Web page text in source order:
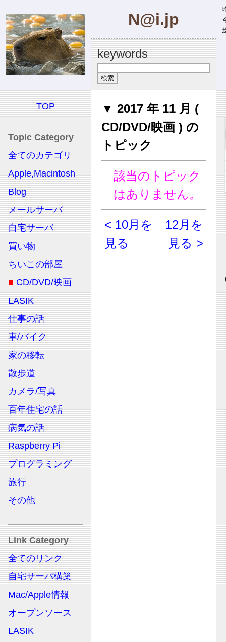
N@i.jp
keywords
TOP
Topic Category
全てのカテゴリ
Apple,Macintosh
Blog
メールサーバ
自宅サーバ
買い物
ちいこの部屋
■ CD/DVD/映画
LASIK
仕事の話
車/バイク
家の移転
散歩道
カメラ/写真
百年住宅の話
病気の話
Raspberry Pi
プログラミング
旅行
その他
Link Category
全てのリンク
自宅サーバ構築
Mac/Apple情報
オープンソース
LASIK
▼ 2017 年 11 月 (
CD/DVD/映画 ) の
トピック
該当のトピック
はありません。
< 10月を
見る
12月を
見る >